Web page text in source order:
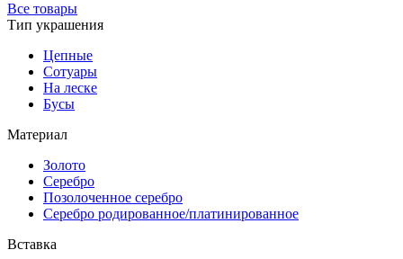
Все товары
Тип украшения
Цепные
Сотуары
На леске
Бусы
Материал
Золото
Серебро
Позолоченное серебро
Серебро родированное/платинированное
Вставка